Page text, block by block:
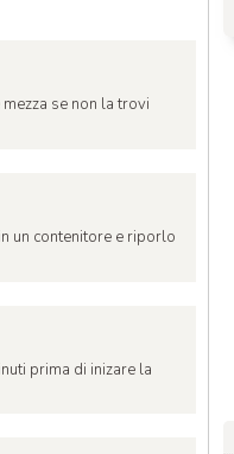
se non la trovi
un contenitore e riporlo
prima di inizare la